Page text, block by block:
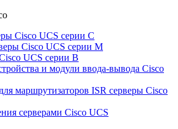
Cisco UCS серии C
Cisco UCS серии M
UCS серии B
и модули ввода-вывода Cisco
маршрутизаторов ISR серверы Cisco
серверами Cisco UCS